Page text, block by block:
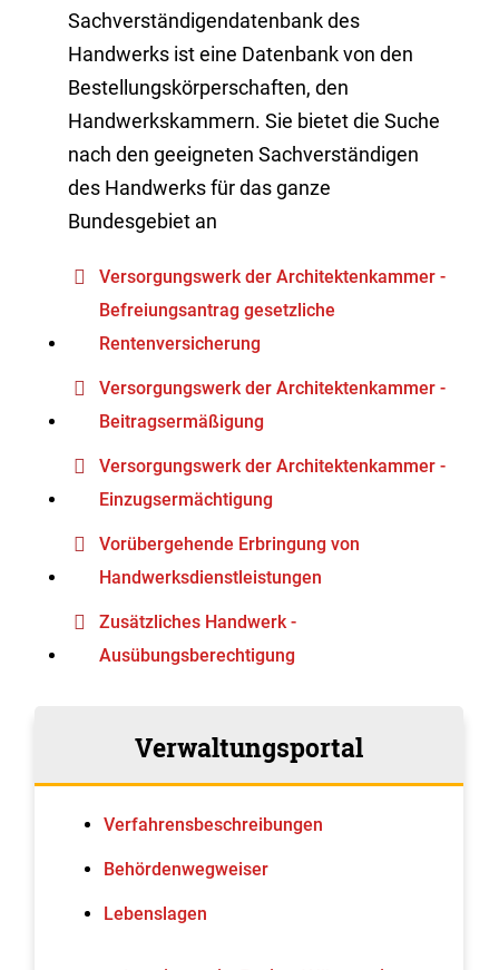
Sachverständigendatenbank des
Handwerks ist eine Datenbank von den
Bestellungskörperschaften, den
Handwerkskammern. Sie bietet die Suche
nach den geeigneten Sachverständigen
des Handwerks für das ganze
Bundesgebiet an
Versorgungswerk der Architektenkammer -
Befreiungsantrag gesetzliche
Rentenversicherung
Versorgungswerk der Architektenkammer -
Beitragsermäßigung
Versorgungswerk der Architektenkammer -
Einzugsermächtigung
Vorübergehende Erbringung von
Handwerksdienstleistungen
Zusätzliches Handwerk -
Ausübungsberechtigung
Verwaltungsportal
Verfahrens­beschreibungen
Behördenwegweiser
Lebenslagen